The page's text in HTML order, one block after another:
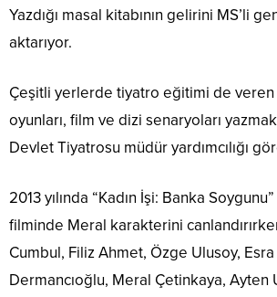
Yazdığı masal kitabının gelirini MS’li
aktarıyor.
Çeşitli yerlerde tiyatro eğitimi de veren
oyunları, film ve dizi senaryoları
Devlet Tiyatrosu müdür yardımcılığı
2013 yılında “Kadın İşi: Banka
filminde Meral karakterini
Cumbul, Filiz Ahmet, Özge Ulusoy, Esra
Dermancıoğlu, Meral Çetinkaya, Ayten